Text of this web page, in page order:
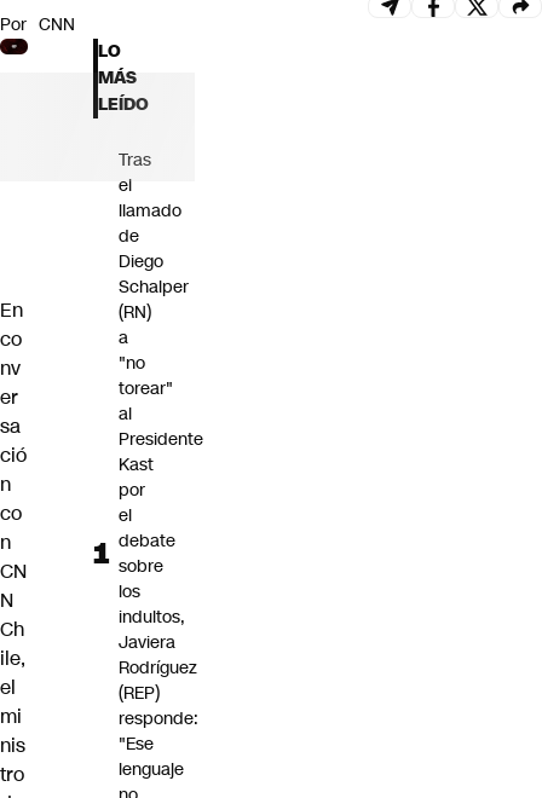
Por CNN
En
co
nv
er
sa
ció
n
co
n
CN
N
Ch
ile,
el
mi
nis
tro
LO
MÁS
LEÍDO
Tras
el
llamado
de
Diego
Schalper
(RN)
a
"no
torear"
al
Presidente
Kast
por
el
debate
sobre
los
indultos,
Javiera
Rodríguez
(REP)
responde:
"Ese
lenguaje